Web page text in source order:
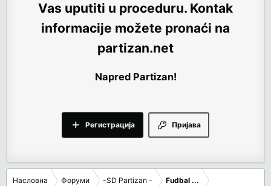
Vas uputiti u proceduru. Kontak
informacije možete pronaći na
partizan.net
Napred Partizan!
Пријава
Регистрација
Насловна Форуми -SD Partizan - Fudbal ...